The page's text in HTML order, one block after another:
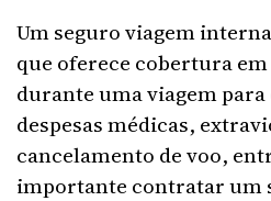
Um seguro viagem
que oferece cobertura
durante uma viagem
despesas médicas,
cancelamento de voo,
importante contratar um